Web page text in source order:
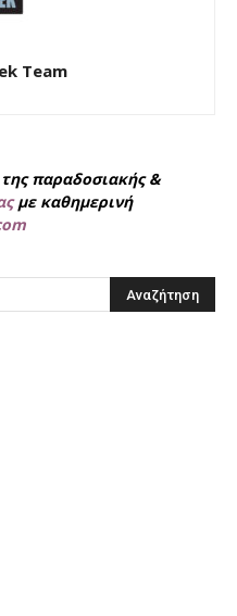
Team
παραδοσιακής &
με καθημερινή